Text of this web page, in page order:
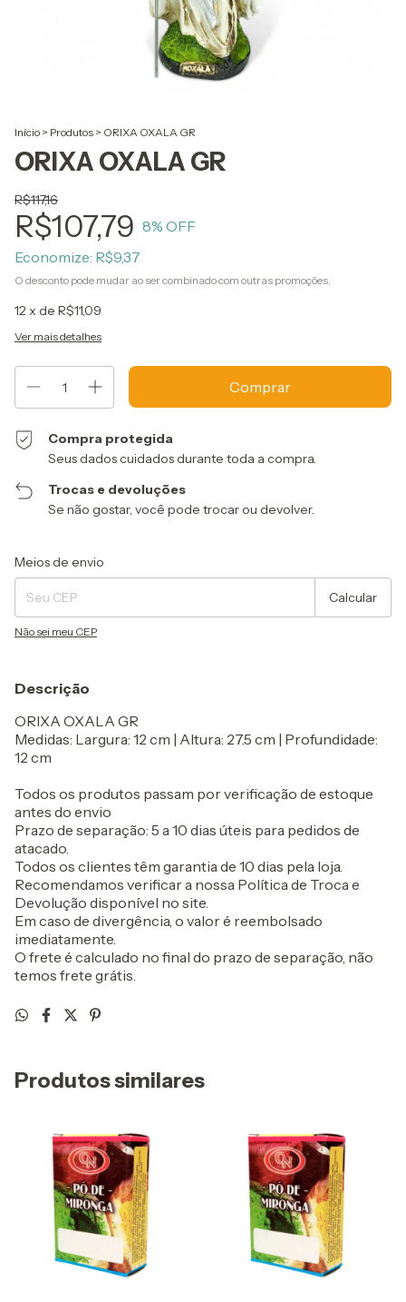
Início > Produtos > ORIXA OXALA GR
ORIXA OXALA GR
R$117,16
R$107,79 8% OFF
Economize: R$9,37
O desconto pode mudar ao ser combinado com outras promoções.
12x de R$11,09
Ver mais detalhes
Compra protegida
Seus dados cuidados durante toda a compra.
Trocas e devoluções
Se não gostar, você pode trocar ou devolver.
Entregas para o CEP:
Meios de envio
Calcular
Não sei meu CEP
Descrição
ORIXA OXALA GR
Medidas: Largura: 12 cm | Altura: 27.5 cm | Profundidade:
12 cm
Todos os produtos passam por verificação de estoque
antes do envio
Prazo de separação: 5 a 10 dias úteis para pedidos de
atacado.
Todos os clientes têm garantia de 10 dias pela loja.
Recomendamos verificar a nossa Política de Troca e
Devolução disponível no site.
Em caso de divergência, o valor é reembolsado
imediatamente.
O frete é calculado no final do prazo de separação, não
temos frete grátis.
Produtos similares